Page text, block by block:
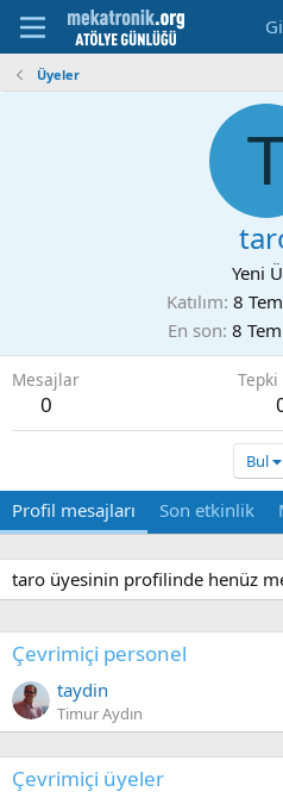
Üyeler
Yeni
Katılım 8
En son 8
Mesajlar
0
Bul
Profil mesajları Son etkinlik
taro üyesinin profilinde henüz
Çevrimiçi personel
taydin
Timur Aydın
Çevrimiçi üyeler